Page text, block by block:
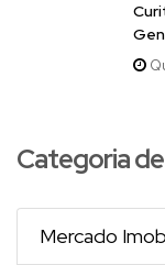
Categoria
Mercado